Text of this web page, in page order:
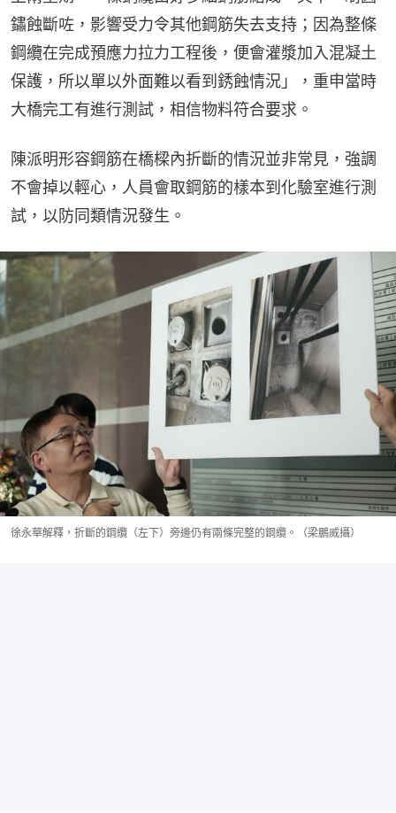
鏽蝕斷咗，影響受力令其他鋼筋失去支持；因為整條
鋼纜在完成預應力拉力工程後，便會灌漿加入混凝土
保護，所以單以外面難以看到銹蝕情況」，重申當時
大橋完工有進行測試，相信物料符合要求。
陳派明形容鋼筋在橋樑內折斷的情況並非常見，強調
不會掉以輕心，人員會取鋼筋的樣本到化驗室進行測
試，以防同類情況發生。
徐永華解釋，折斷的鋼纜（左下）旁邊仍有兩條完整的鋼纜。（梁鵬威攝）